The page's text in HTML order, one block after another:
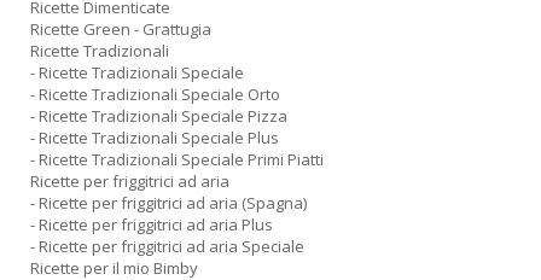
Ricette Dimenticate
Ricette Green - Grattugia
Ricette Tradizionali
- Ricette Tradizionali Speciale
- Ricette Tradizionali Speciale Orto
- Ricette Tradizionali Speciale Pizza
- Ricette Tradizionali Speciale Plus
- Ricette Tradizionali Speciale Primi Piatti
Ricette per friggitrici ad aria
- Ricette per friggitrici ad aria (Spagna)
- Ricette per friggitrici ad aria Plus
- Ricette per friggitrici ad aria Speciale
Ricette per il mio Bimby